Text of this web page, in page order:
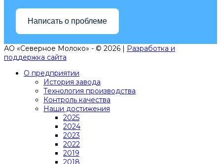
Написать о проблеме
АО «Северное Молоко» - © 2026 | Разработка и
поддержка сайта
О предприятии
История завода
Технология производства
Контроль качества
Наши достижения
2025
2024
2023
2022
2019
2018